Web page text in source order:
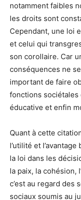
notamment faibles
les droits sont
Cependant, une loi
et celui qui
son corollaire. Car
conséquences ne
important de faire
fonctions sociétales
éducative et enfin
Quant à cette
l’utilité et
la loi dans les
la paix, la cohésion,
c’est au regard des
sociaux soumis au